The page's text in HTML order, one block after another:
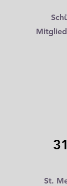
St.